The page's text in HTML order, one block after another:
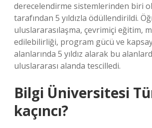
derecelendirme sistemlerinden biri
tarafından 5 yıldızla ödüllendirildi.
uluslararasılaşma, çevrimiçi eğitim,
edilebilirliği, program gücü ve
alanlarında 5 yıldız alarak bu
uluslararası alanda tescilledi.
Bilgi Üniversitesi
kaçıncı?